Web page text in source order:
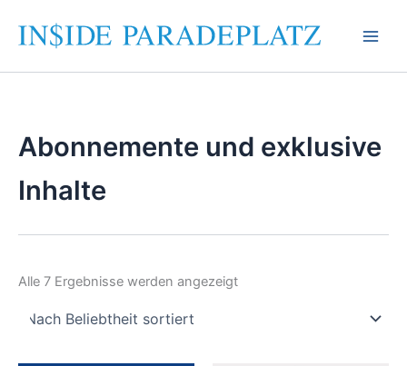
Inhalt
Abonnemente und exklusive
Inhalte
Alle 7 Ergebnisse werden angezeigtNach